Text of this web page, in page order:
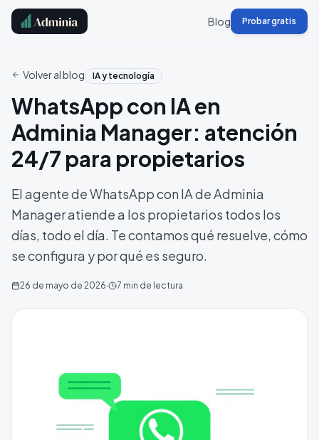
Blog Probar gratis
Volver al blog IA y tecnología
WhatsApp con IA en
Adminia Manager: atención
24/7 para propietarios
El agente de WhatsApp con IA de Adminia
Manager atiende a los propietarios todos los
días, todo el día. Te contamos qué resuelve, cómo
se configura y por qué es seguro.
26 de mayo de 2026· 7 min de lectura